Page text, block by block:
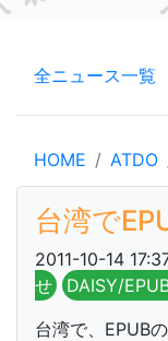
全ニュース一覧
HOME ATDO
台湾で
2011-10-14
せ
DAISY/
台湾で、EPUB